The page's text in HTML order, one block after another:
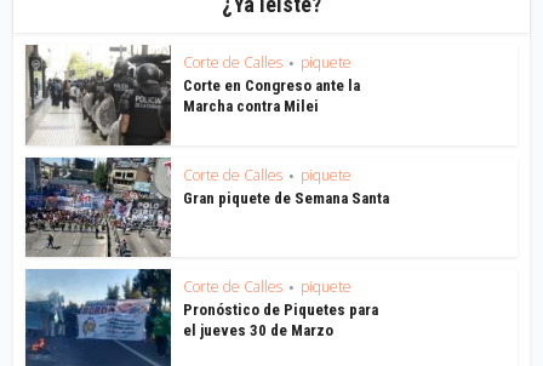
Corte de Calles • piquete
Corte en Congreso ante la
Marcha contra Milei
Corte de Calles • piquete
Gran piquete de Semana Santa
Corte de Calles • piquete
Pronóstico de Piquetes para
el jueves 30 de Marzo